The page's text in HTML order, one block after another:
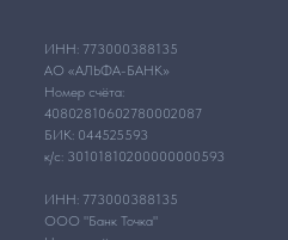
ИНН: 773000388135
АО «АЛЬФА-БАНК»
Номер счёта:
40802810602780002087
БИК: 044525593
к/с: 30101810200000000593
ИНН: 773000388135
ООО "Банк Точка"